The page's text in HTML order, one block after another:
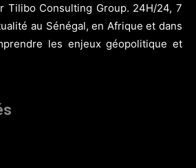
Tilibo Consulting Group. 24H/24, 7
au Sénégal, en Afrique et dans
les enjeux géopolitique et